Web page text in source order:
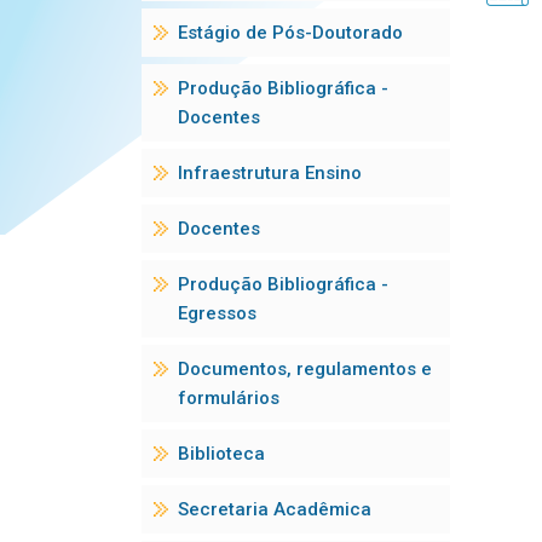
Estágio de Pós-Doutorado
Produção Bibliográfica -
Docentes
Infraestrutura Ensino
Docentes
Produção Bibliográfica -
Egressos
Documentos, regulamentos e
formulários
Biblioteca
Secretaria Acadêmica
O
são